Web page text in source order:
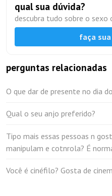
qual sua dúvida?
descubra tudo sobre o sexo
faça
perguntas relacionadas
O que dar de presente no dia
Qual o seu anjo preferido?
Tipo mais essas pessoas n
manipulam e cotnrola? É
Você é cinéfilo? Gosta de